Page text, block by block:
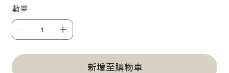
數量
新增至購物車